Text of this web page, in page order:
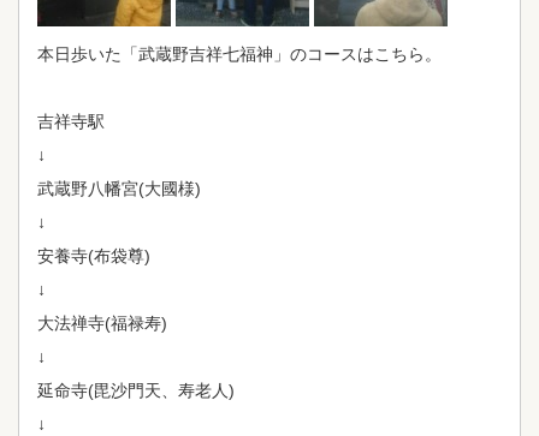
本日歩いた「武蔵野吉祥七福神」のコースはこちら。
吉祥寺駅
↓
武蔵野八幡宮(大國様)
↓
安養寺(布袋尊)
↓
大法禅寺(福禄寿)
↓
延命寺(毘沙門天、寿老人)
↓